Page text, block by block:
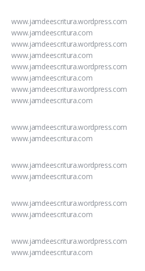
www.jamdeescritura.wordpress.com
www.jamdeescritura.com
www.jamdeescritura.wordpress.com
www.jamdeescritura.com
www.jamdeescritura.wordpress.com
www.jamdeescritura.com
www.jamdeescritura.wordpress.com
www.jamdeescritura.com
www.jamdeescritura.wordpress.com
www.jamdeescritura.com
www.jamdeescritura.wordpress.com
www.jamdeescritura.com
www.jamdeescritura.wordpress.com
www.jamdeescritura.com
www.jamdeescritura.wordpress.com
www.jamdeescritura.com